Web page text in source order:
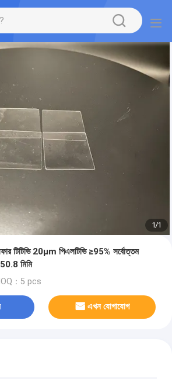
1/1
টিটিভি 20μm পিএলটিভি ≥95% সর্বোত্তম
50.8 মিমি
：5 pcs
এখন যোগাযোগ